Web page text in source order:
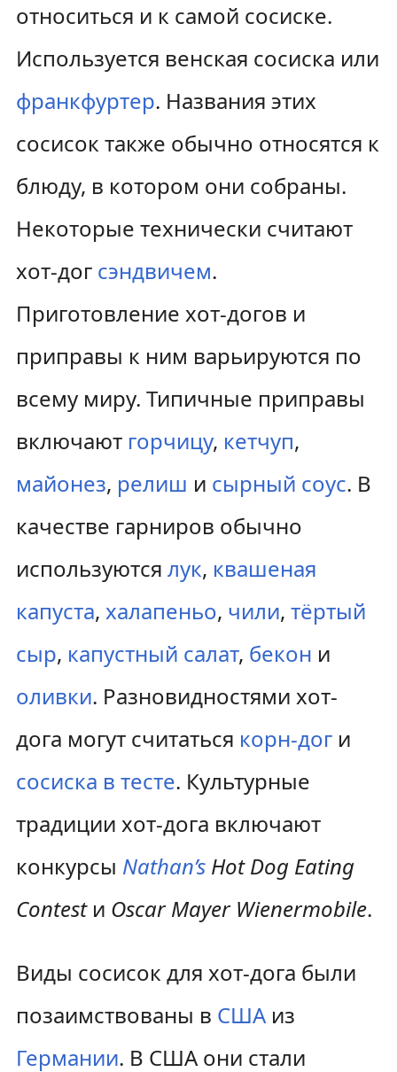
относиться и к самой сосиске.
Используется венская сосиска или
франкфуртер. Названия этих
сосисок также обычно относятся к
блюду, в котором они собраны.
Некоторые технически считают
хот-дог сэндвичем.
Приготовление хот-догов и
приправы к ним варьируются по
всему миру. Типичные приправы
включают горчицу, кетчуп,
майонез, релиш и сырный соус. В
качестве гарниров обычно
используются лук, квашеная
капуста, халапеньо, чили, тёртый
сыр, капустный салат, бекон и
оливки. Разновидностями хот-
дога могут считаться корн-доги
сосиска в тесте. Культурные
традиции хот-дога включают
конкурсы Nathan’sHot Dog Eating
Contestи Oscar Mayer Wienermobile.
Виды сосисок для хот-дога были
позаимствованы в СШАиз
Германии. В США они стали